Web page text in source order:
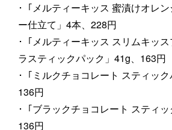
･「メルティーキッス 蜜漬けオレ
ー仕立て」4本、228円
･「メルティーキッス スリムキッ
ラスティックパック」41g、163円
･「ミルクチョコレート スティック
136円
･「ブラックチョコレート スティッ
136円